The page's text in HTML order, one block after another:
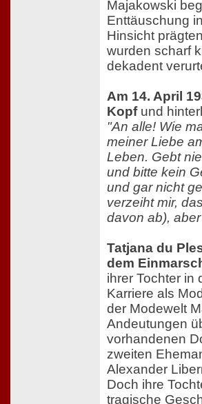
Majakowski
Enttäuschung
Hinsicht
wurden scharf
dekadent
Am 14. April
Kopfund
"An alle! Wie
meiner Liebe
Leben. Gebt
und bitte kein
und gar nicht
verzeiht mir,
davon ab),
Tatjana du
dem
ihrer Tochter in
Karriere als
der Modewelt
Andeutungen
vorhandenen
zweiten
Alexander
Doch ihre
tragische